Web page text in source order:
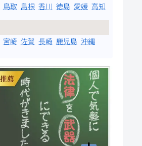
鳥取 島根 香川 徳島 愛媛 高知
宮崎 佐賀 長崎 鹿児島 沖縄